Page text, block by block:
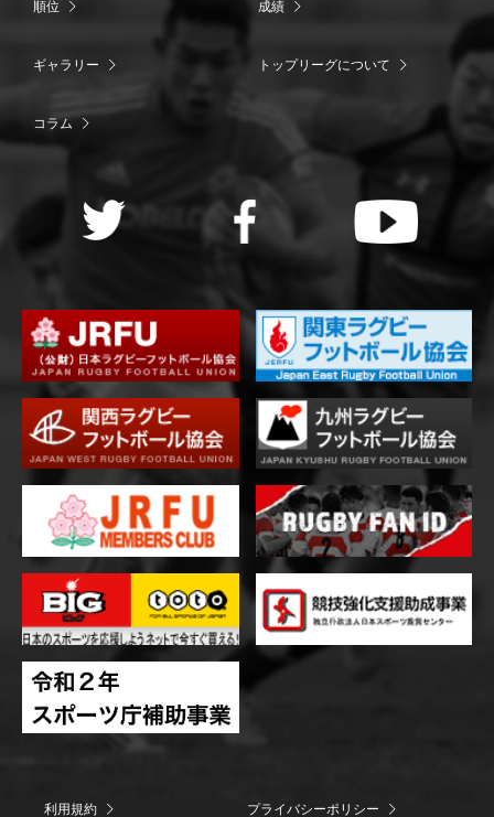
順位 成績
ギャラリー トップリーグについて
コラム
利用規約 プライバシーポリシー